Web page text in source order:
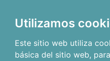
Utilizamos
Este sitio web utiliza
básica del sitio web,